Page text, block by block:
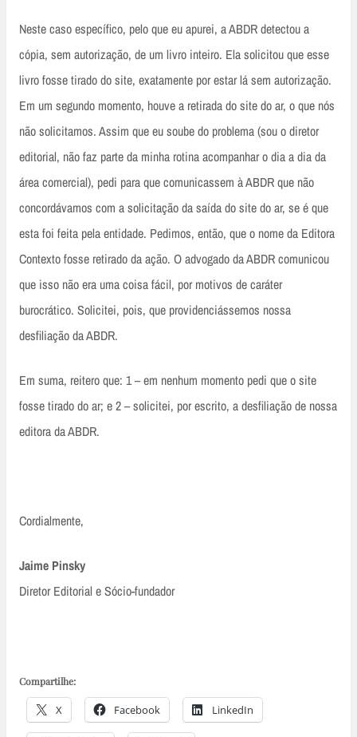
Neste caso específico, pelo que eu apurei, a ABDR detectou a
cópia, sem autorização, de um livro inteiro. Ela solicitou que esse
livro fosse tirado do site, exatamente por estar lá sem autorização.
Em um segundo momento, houve a retirada do site do ar, o que nós
não solicitamos. Assim que eu soube do problema (sou o diretor
editorial, não faz parte da minha rotina acompanhar o dia a dia da
área comercial), pedi para que comunicassem à ABDR que não
concordávamos com a solicitação da saída do site do ar, se é que
esta foi feita pela entidade. Pedimos, então, que o nome da Editora
Contexto fosse retirado da ação. O advogado da ABDR comunicou
que isso não era uma coisa fácil, por motivos de caráter
burocrático. Solicitei, pois, que providenciássemos nossa
desfiliação da ABDR.
Em suma, reitero que: 1 – em nenhum momento pedi que o site
fosse tirado do ar; e 2 – solicitei, por escrito, a desfiliação de nossa
editora da ABDR.
Cordialmente,
Jaime Pinsky
Diretor Editorial e Sócio-fundador
Compartilhe:
X Facebook LinkedIn